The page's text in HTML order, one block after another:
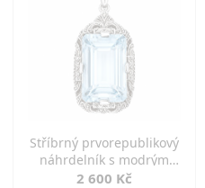
Stříbrný prvorepublikový
náhrdelník s modrým
spinelem
2 600 Kč